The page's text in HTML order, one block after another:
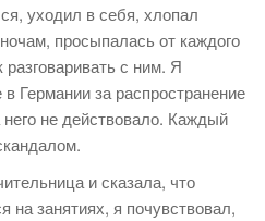
уходил в себя, хлопал
просыпалась от каждого
с ним. Я
Германии за распространение
него не действовало. Каждый
и сказала, что
на занятиях, я почувствовал,